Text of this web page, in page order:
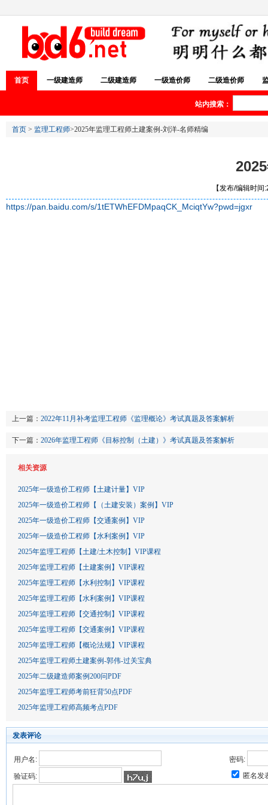
首页 一级建造师 二级建造师 一级造价师 二级造价师
站内搜索：
首页 > 监理工程师>2025年监理工程师土建案例-刘洋-名师精编
【发布/编辑时
https://pan.baidu.com/s/1tETWhEFDMpaqCK_MciqtYw?pwd=jgxr
上一篇： 2022年11月补考监理工程师《监理概论》考试真题及答案解析
下一篇： 2026年监理工程师《目标控制（土建）》考试真题及答案解析
相关资源
2025年一级造价工程师【土建计量】VIP
2025年一级造价工程师【（土建安装）案例】VIP
2025年一级造价工程师【交通案例】VIP
2025年一级造价工程师【水利案例】VIP
2025年监理工程师【土建/土木控制】VIP课程
2025年监理工程师【土建案例】VIP课程
2025年监理工程师【水利控制】VIP课程
2025年监理工程师【水利案例】VIP课程
2025年监理工程师【交通控制】VIP课程
2025年监理工程师【交通案例】VIP课程
2025年监理工程师【概论法规】VIP课程
2025年监理工程师土建案例-郭伟-过关宝典
2025年二级建造师案例200问PDF
2025年监理工程师考前狂背50点PDF
2025年监理工程师高频考点PDF
发表评论
用户名:
密码:
验证码:
匿名发